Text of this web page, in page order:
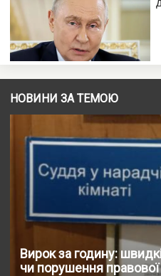
НОВИНИ ЗА ТЕМОЮ
Вирок за годину:
чи порушення